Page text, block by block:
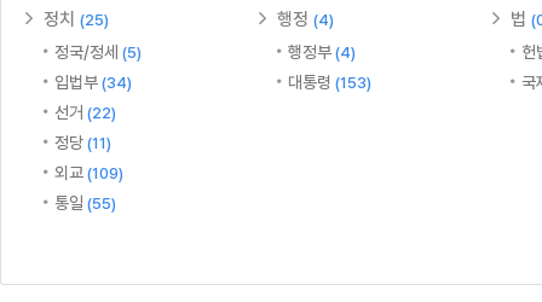
정치 (25)
정국/정세 (5)
입법부 (34)
선거 (22)
정당 (11)
외교 (109)
통일 (55)
행정 (4)
행정부 (4)
대통령 (153)
법
헌
국